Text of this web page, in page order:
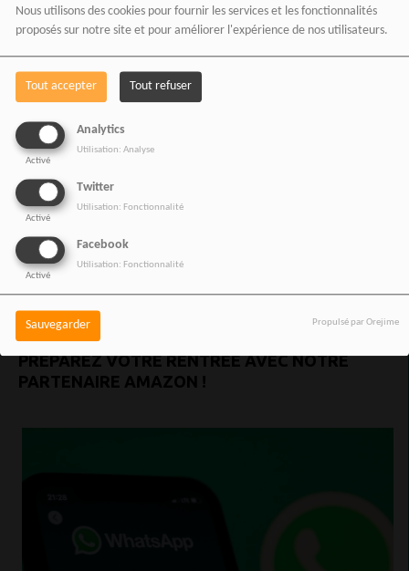
Nous utilisons des cookies pour fournir les services et les fonctionnalités
proposés sur notre site et pour améliorer l'expérience de nos utilisateurs.
Tout accepter Tout refuser
Analytics
Activé
Utilisation: Analyse
Twitter
Activé
Utilisation: Fonctionnalité
Facebook
Activé
Utilisation: Fonctionnalité
Sauvegarder Propulsé par Orejime
VOIR AUSSI
PRÉPAREZ VOTRE RENTRÉE AVEC NOTRE
PARTENAIRE AMAZON !